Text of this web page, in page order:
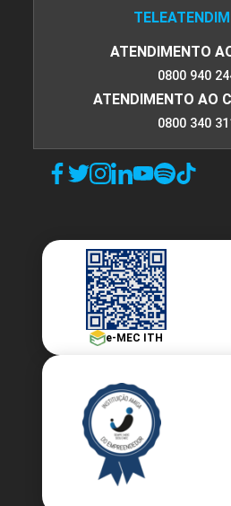
ATENDIMENTO
0800 940
ATENDIMENTO AO
0800 340
e-MEC ITH